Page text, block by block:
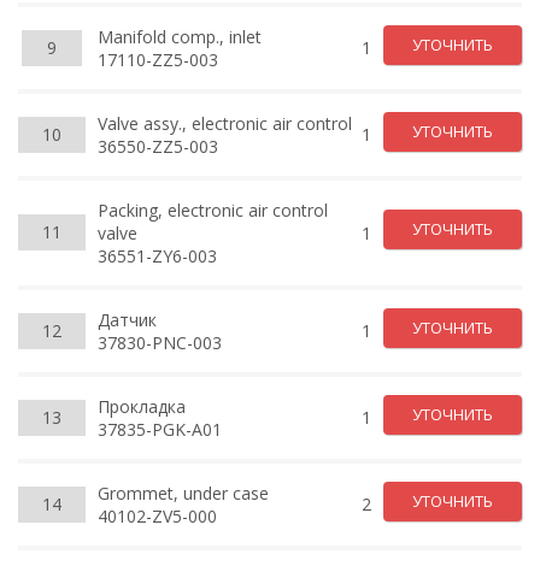
9
Manifold comp., inlet
17110-ZZ5-003
1 УТОЧНИТЬ
10
Valve assy., electronic air control
36550-ZZ5-003
1 УТОЧНИТЬ
11
Packing, electronic air control
valve
36551-ZY6-003
1 УТОЧНИТЬ
12
Датчик
37830-PNC-003
1 УТОЧНИТЬ
13
Прокладка
37835-PGK-A01
1 УТОЧНИТЬ
14
Grommet, under case
40102-ZV5-000
2 УТОЧНИТЬ